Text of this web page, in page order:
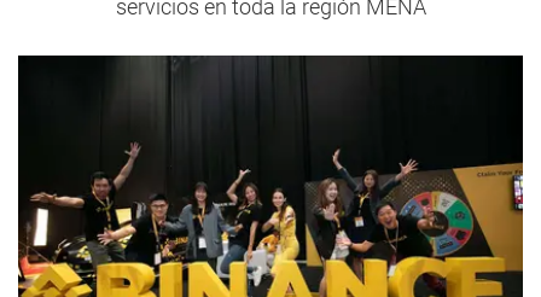
servicios en toda la región MENA